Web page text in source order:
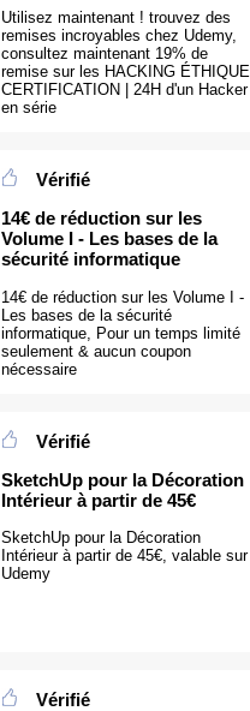
Utilisez maintenant ! trouvez des
remises incroyables chez Udemy,
consultez maintenant 19% de
remise sur les HACKING ÉTHIQUE
CERTIFICATION | 24H d'un Hacker
en série
Vérifié
14€ de réduction sur les
Volume I - Les bases de la
sécurité informatique
14€ de réduction sur les Volume I -
Les bases de la sécurité
informatique, Pour un temps limité
seulement & aucun coupon
nécessaire
Vérifié
SketchUp pour la Décoration
Intérieur à partir de 45€
SketchUp pour la Décoration
Intérieur à partir de 45€, valable sur
Udemy
Vérifié